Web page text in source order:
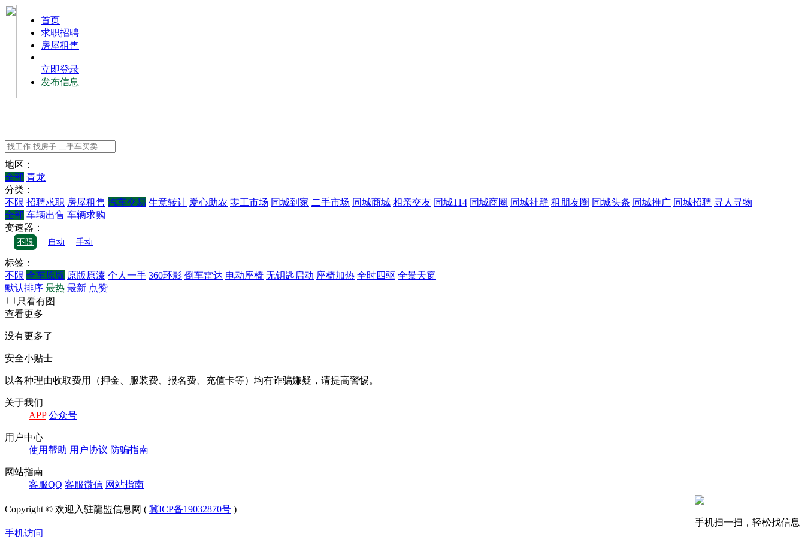
⾸⻚
求职招聘
房屋租售
立即登录
发布信息
地区：
全部 青龙
分类：
不限 招聘求职 房屋租售 汽车交易 生意转让 爱心助农 零工市场 同城到家 二手市场 同城商城 相亲交友 同城114 同城商圈 同城社群 租朋友圈 同城头条 同城推广 同城招聘 寻人寻物
全部 车辆出售 车辆求购
变速器：
不限 自动 手动
标签：
不限 全车原版 原版原漆 个人一手 360环影 倒车雷达 电动座椅 无钥匙启动 座椅加热 全时四驱 全景天窗
默认排序 最热 最新 点赞
只看有图
查看更多
没有更多了
安全小贴士
以各种理由收取费⽤（押⾦、服装费、报名费、充值卡等）均有诈骗嫌疑，请提⾼警惕。
关于我们
APP 公众号
⽤户中⼼
使⽤帮助 ⽤户协议 防骗指南
⽹站指南
客服QQ 客服微信 ⽹站指南
手机扫一扫，轻松找信息
Copyright © 欢迎入驻龍盟信息网 ( 冀ICP备19032870号 )
手机访问